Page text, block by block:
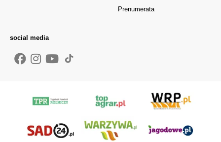
Prenumerata
social media